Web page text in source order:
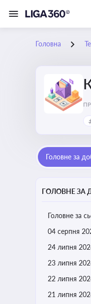
Головна
Головне за
ГОЛОВНЕ ЗА
Головне за
04 серпня
24 липня
23 липня
22 липня
21 липня